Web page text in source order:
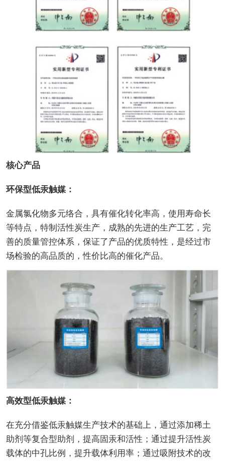
核心产品
环保型低汞触媒：
金属氯化物多元络合，具有催化转化率高，使用寿命长
等特点，特制活性炭生产，成熟的先进的生产工艺，完
善的质量管控体系，保证了产品的优质特性，是经过市
场检验的高品质的，性价比高的催化产品。
高效型低汞触媒：
在充分借鉴低汞触媒生产技术的基础上，通过添加稀土
助剂等复合型助剂，提高固汞和活性；通过提升活性炭
载体的中孔比例，提升载体利用率；通过吸附技术的改